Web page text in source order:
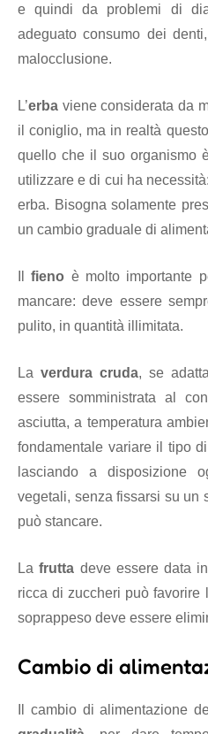
e quindi da problemi di
adeguato consumo dei
malocclusione.
L’erba viene considerata da
il coniglio, ma in realtà
quello che il suo organismo
utilizzare e di cui ha
erba. Bisogna solamente
un cambio graduale di
Ilfieno è molto importante
mancare: deve essere
pulito, in quantità illimitata.
La verdura cruda, se
essere somministrata al
asciutta, a temperatura
fondamentale variare il tipo
lasciando a disposizione
vegetali, senza fissarsi su un
può stancare.
Lafrutta deve essere data
ricca di zuccheri può favorire
soprappeso deve essere
Cambio di
Il cambio di alimentazione